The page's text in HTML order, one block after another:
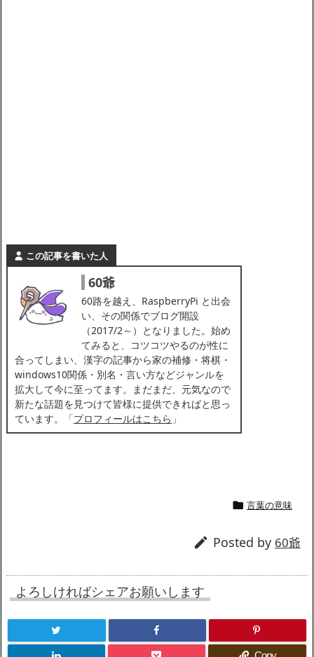
この記事を書いた人
60爺
60路を越え、RaspberryPi と出会
い、その関係でブログ開設
（2017/2～）となりました。始め
てみると、コツコツやるのが性に
合ってしまい、漢字の記事から家の補修・将棋・
windows10関係・別名・言い方などジャンルを
拡大して今に至ってます。まだまだ、元気なので
新たな話題を見つけて皆様に提供できればと思っ
ています。「プロフィールはこちら 」
 言葉の意味
 Posted by 60爺
よろしければシェアお願いします